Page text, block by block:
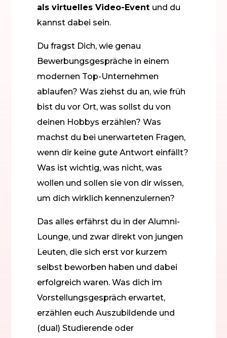
als virtuelles Video-Event und du
kannst dabei sein.
Du fragst Dich, wie genau
Bewerbungsgespräche in einem
modernen Top-Unternehmen
ablaufen? Was ziehst du an, wie früh
bist du vor Ort, was sollst du von
deinen Hobbys erzählen? Was
machst du bei unerwarteten Fragen,
wenn dir keine gute Antwort einfällt?
Was ist wichtig, was nicht, was
wollen und sollen sie von dir wissen,
um dich wirklich kennenzulernen?
Das alles erfährst du in der Alumni-
Lounge, und zwar direkt von jungen
Leuten, die sich erst vor kurzem
selbst beworben haben und dabei
erfolgreich waren. Was dich im
Vorstellungsgespräch erwartet,
erzählen euch Auszubildende und
(dual) Studierende oder